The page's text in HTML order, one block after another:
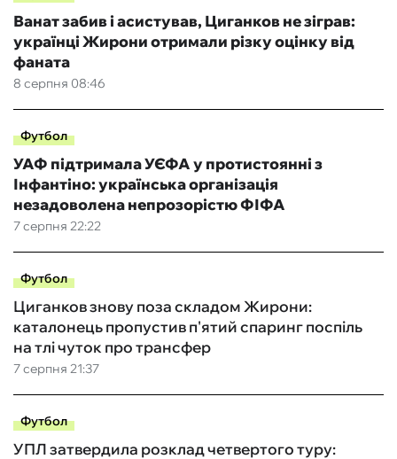
8 серпня 08:46
Ванат забив і асистував, Циганков не зіграв:
українці Жирони отримали різку оцінку від
фаната
Футбол
7 серпня 22:22
УАФ підтримала УЄФА у протистоянні з
Інфантіно: українська організація
незадоволена непрозорістю ФІФА
Футбол
7 серпня 21:37
Циганков знову поза складом Жирони:
каталонець пропустив п'ятий спаринг поспіль
на тлі чуток про трансфер
Футбол
УПЛ затвердила розклад четвертого туру: